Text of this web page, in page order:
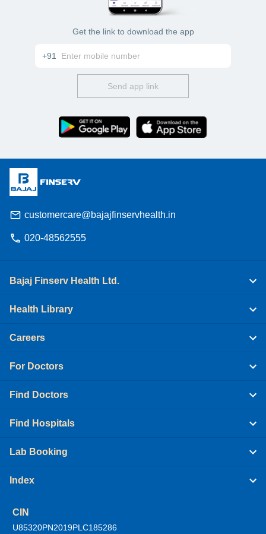
Get the link to download the app
+91
Send app link
customercare@bajajfinservhealth.in
020-48562555
Bajaj Finserv Health Ltd.
Health Library
Careers
For Doctors
Find Doctors
Find Hospitals
Lab Booking
Index
CIN
U85320PN2019PLC185286